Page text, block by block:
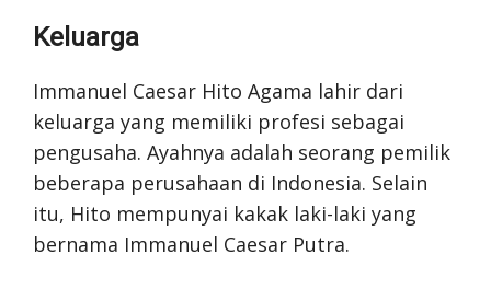
Keluarga
Immanuel Caesar Hito Agama lahir dari
keluarga yang memiliki profesi sebagai
pengusaha. Ayahnya adalah seorang pemilik
beberapa perusahaan di Indonesia. Selain
itu, Hito mempunyai kakak laki-laki yang
bernama Immanuel Caesar Putra.